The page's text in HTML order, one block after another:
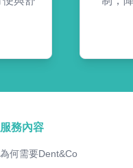
服務內容
為何需要Dent&Co